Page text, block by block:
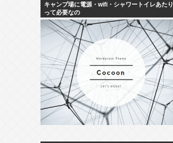
キャンプ場に電源・wifi・シャワートイレあたり
って必要なの